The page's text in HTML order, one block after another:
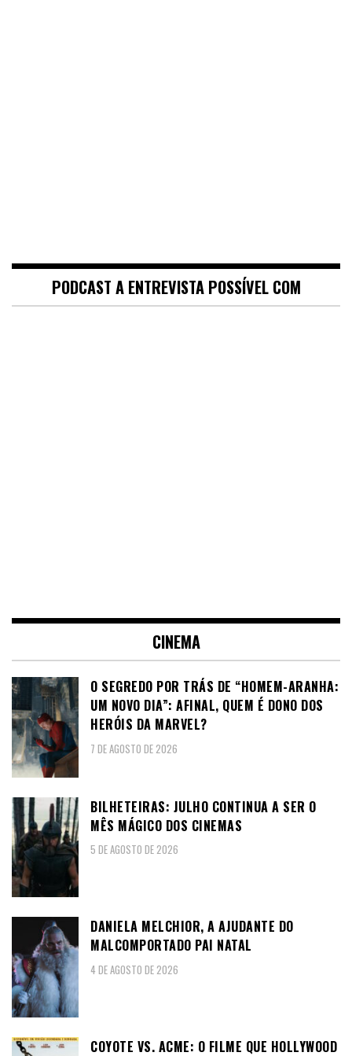
PODCAST A ENTREVISTA POSSÍVEL COM
CINEMA
O SEGREDO POR TRÁS DE “HOMEM-ARANHA:
UM NOVO DIA”: AFINAL, QUEM É DONO DOS
HERÓIS DA MARVEL?
7 DE AGOSTO DE 2026
BILHETEIRAS: JULHO CONTINUA A SER O
MÊS MÁGICO DOS CINEMAS
5 DE AGOSTO DE 2026
DANIELA MELCHIOR, A AJUDANTE DO
MALCOMPORTADO PAI NATAL
4 DE AGOSTO DE 2026
COYOTE VS. ACME: O FILME QUE HOLLYWOOD